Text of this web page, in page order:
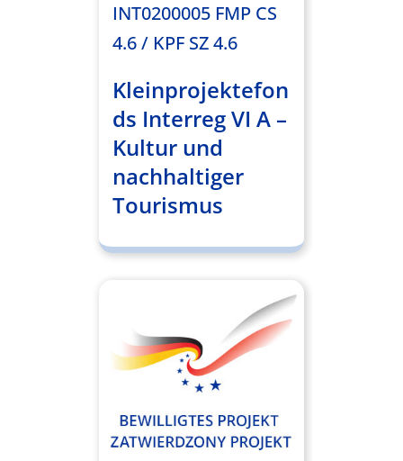
INT0200005 FMP CS
4.6 / KPF SZ 4.6
Kleinprojektefon
ds Interreg VI A –
Kultur und
nachhaltiger
Tourismus